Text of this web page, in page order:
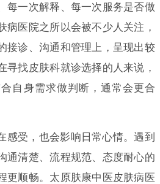
每一次解释、每一次服务是否做
病医院之所以会被不少人关注，
接诊、沟通和管理上，呈现出较
寻找皮肤科就诊选择的人来说，
自身需求做判断，通常会更合
感受，也会影响日常心情。遇到
通清楚、流程规范、态度耐心的
更顺畅。太原肤康中医皮肤病医